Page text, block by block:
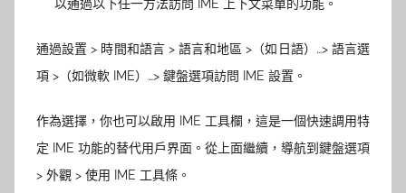
以通過以下任一方法訪問 IME 上下文菜單的功能。
通過設置 > 時間和語言 > 語言和地區 >（如日語）…> 語言選
項 >（如微軟 IME）…> 鍵盤選項訪問 IME 設置。
作為選擇，你也可以啟用 IME 工具欄，這是一個快速調用特
定 IME 功能的替代用戶界面。從上面繼續，導航到鍵盤選項
> 外觀 > 使用 IME 工具條。